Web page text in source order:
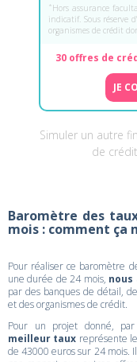
* Hors assurance
indicatif. Sous réserve
organismes de crédit
30 offres de
JE
Simuler un autre
de crédit
Baromètre des
mois : comment ça
Pour réaliser ce baromètre
une durée de 24 mois, nous
par des banques de détail,
et des organismes de crédit.
Pour un projet donné,
meilleur taux représente
de 43000 euros sur 24 mois.